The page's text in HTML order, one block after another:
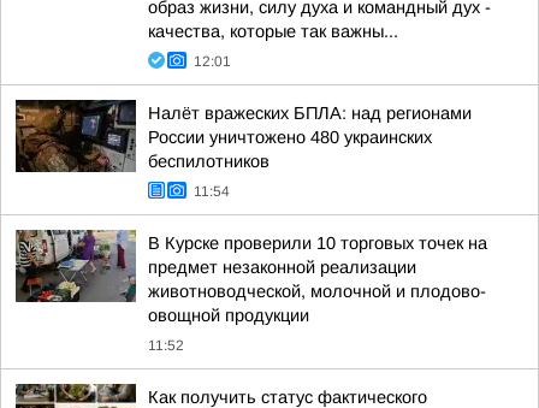
образ жизни, силу духа и командный дух -
качества, которые так важны...
12:01
Налёт вражеских БПЛА: над регионами
России уничтожено 480 украинских
беспилотников
11:54
В Курске проверили 10 торговых точек на
предмет незаконной реализации
животноводческой, молочной и плодово-
овощной продукции
11:52
Как получить статус фактического